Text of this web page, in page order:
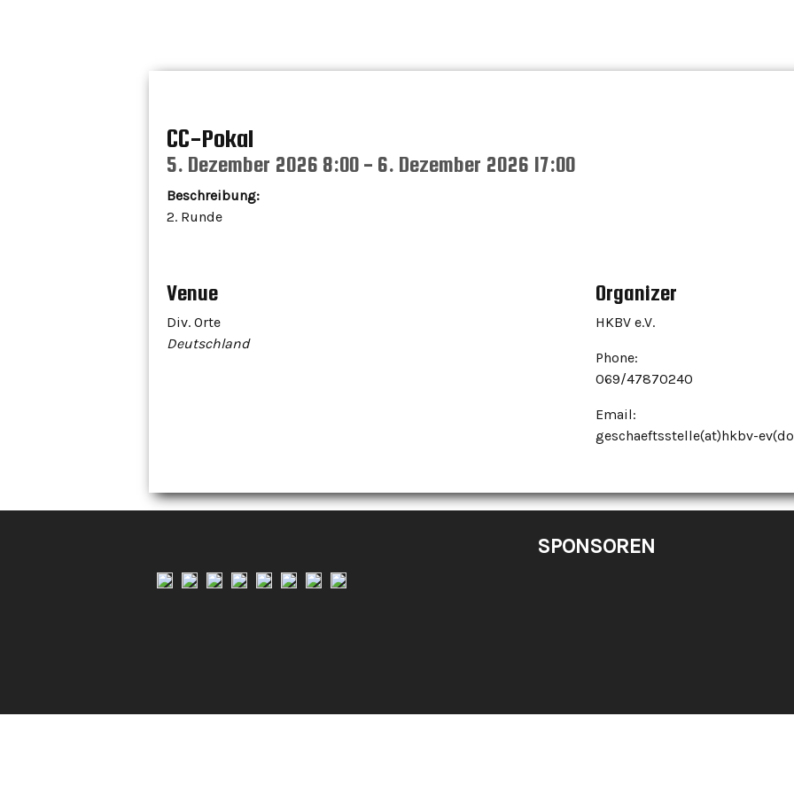
CC-Pokal
5. Dezember 2026 8:00 - 6. Dezember 2026 17:00
Beschreibung:
2. Runde
Venue
Div. Orte
Deutschland
Organizer
HKBV e.V.
Phone:
069/47870240
Email:
geschaeftsstelle(at)hkbv-
SPONSOREN